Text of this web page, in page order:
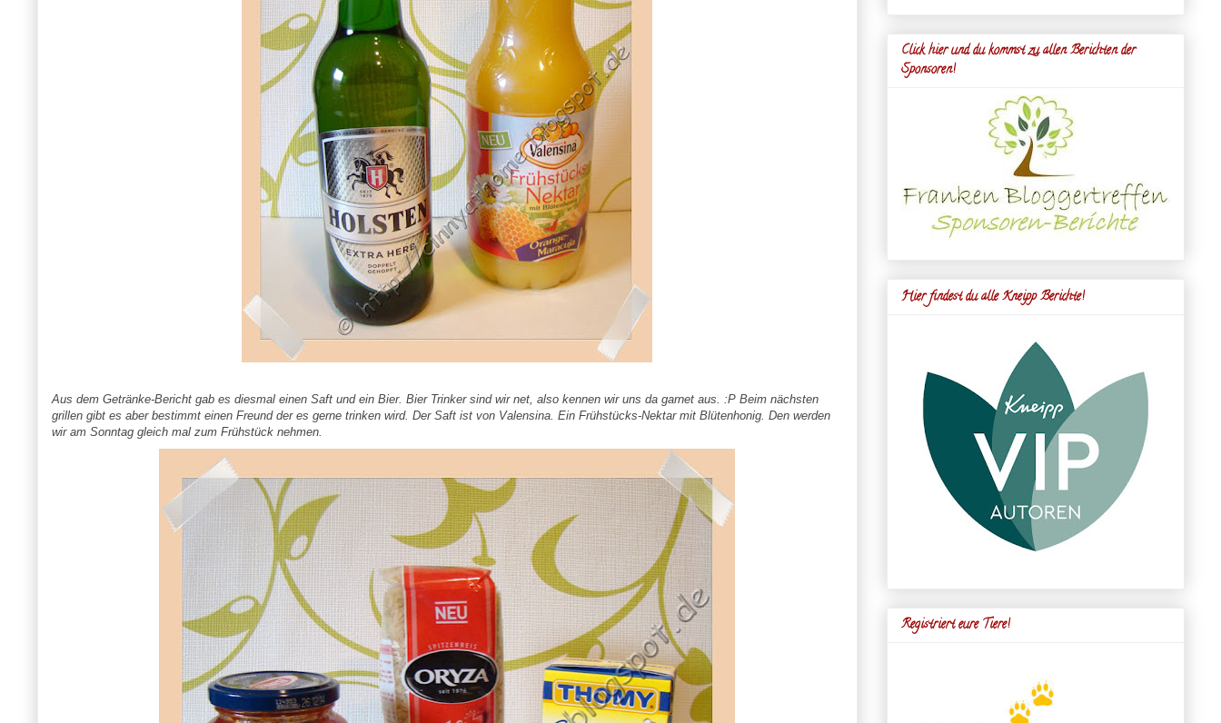
Aus dem Getränke-Bericht gab es diesmal einen Saft und ein Bier. Bier Trinker sind wir net, also kennen wir uns da garnet aus. :P Beim nächsten
grillen gibt es aber bestimmt einen Freund der es gerne trinken wird. Der Saft ist von Valensina. Ein Frühstücks-Nektar mit Blütenhonig. Den werden
wir am Sonntag gleich mal zum Frühstück nehmen.
Click hier und du kommst zu allen Berichten der
Sponsoren!
Hier findest du alle Kneipp Berichte!
Registriert eure Tiere!